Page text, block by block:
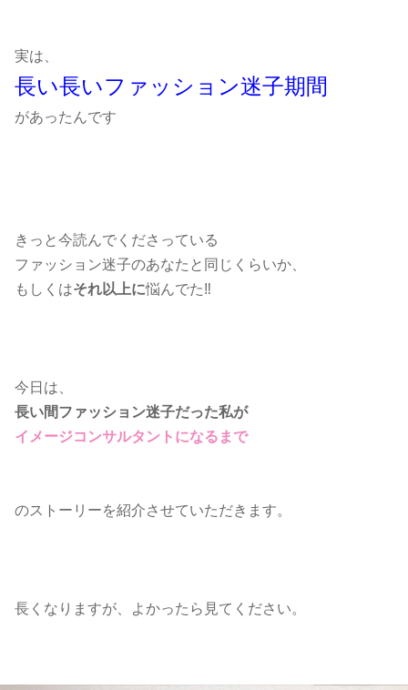
実は、
長い長いファッション迷子期間
があったんです
きっと今読んでくださっている
ファッション迷子のあなたと同じくらいか、
もしくはそれ以上に悩んでた‼️
今日は、
長い間ファッション迷子だった私が
イメージコンサルタントになるまで
のストーリーを紹介させていただきます。
長くなりますが、よかったら見てください。